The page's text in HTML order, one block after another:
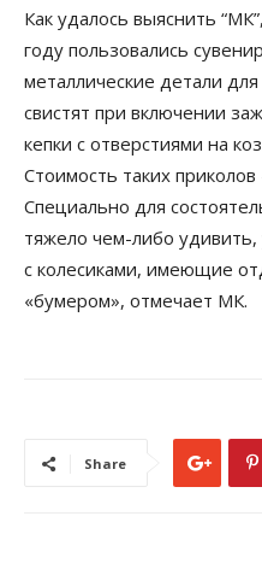
Как удалось выяснить
году пользовались
металлические детали
свистят при включении
кепки с отверстиями на
Стоимость таких
Специально для
тяжело чем-либо
с колесиками, имеющие
«бумером», отмечает МК.
Share